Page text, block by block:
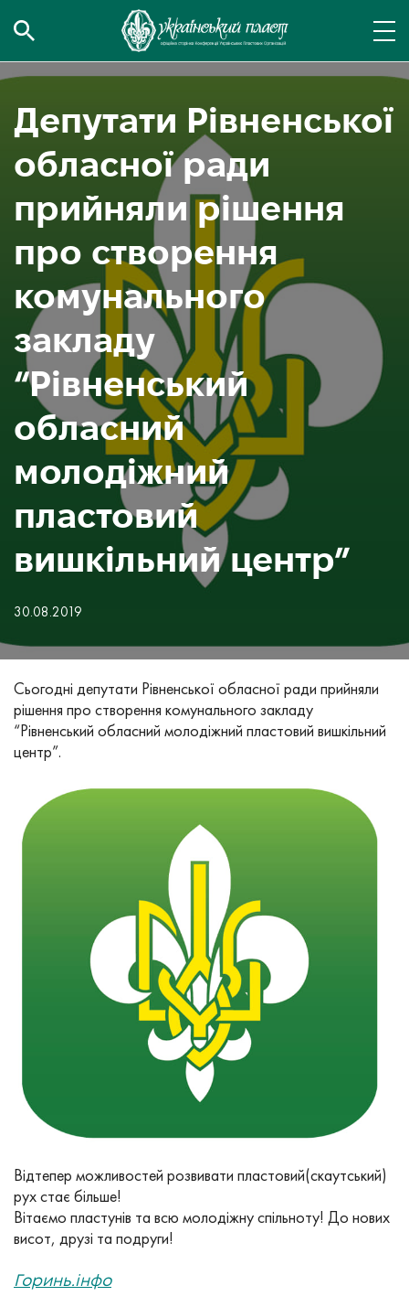
Депутати Рівненської
обласної ради
прийняли рішення
про створення
комунального
закладу
“Рівненський
обласний
молодіжний
пластовий
вишкільний центр”
30.08.2019
Сьогодні депутати Рівненської обласної ради прийняли
рішення про створення комунального закладу
“Рівненський обласний молодіжний пластовий вишкільний
центр”.
Відтепер можливостей розвивати пластовий(скаутський)
рух стає більше!
Вітаємо пластунів та всю молодіжну спільноту! До нових
висот, друзі та подруги!
Горинь.інфо